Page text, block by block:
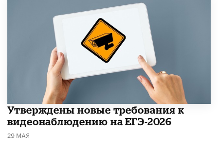
Утверждены новые требования к
видеонаблюдению на ЕГЭ-2026
29 МАЯ